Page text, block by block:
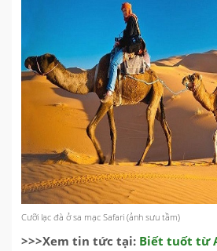
Cưỡi lạc đà ở sa mạc Safari (ảnh sưu tầm)
>>>Xem tin tức tại: Biết tuốt từ